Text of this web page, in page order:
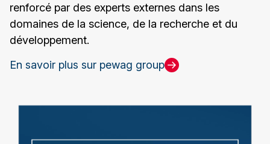
renforcé par des experts externes dans les
domaines de la science, de la recherche et du
développement.
En savoir plus sur pewag group